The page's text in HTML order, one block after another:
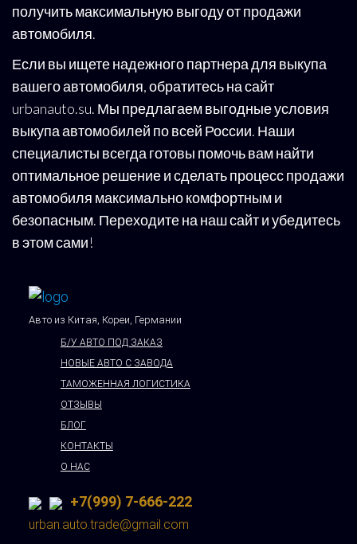
получить максимальную выгоду от продажи
автомобиля.
Если вы ищете надежного партнера для выкупа
вашего автомобиля, обратитесь на сайт
urbanauto.su. Мы предлагаем выгодные условия
выкупа автомобилей по всей России. Наши
специалисты всегда готовы помочь вам найти
оптимальное решение и сделать процесс продажи
автомобиля максимально комфортным и
безопасным. Переходите на наш сайт и убедитесь
в этом сами!
Авто из Китая, Кореи, Германии
Б/У АВТО ПОД ЗАКАЗ
НОВЫЕ АВТО С ЗАВОДА
ТАМОЖЕННАЯ ЛОГИСТИКА
ОТЗЫВЫ
БЛОГ
КОНТАКТЫ
О НАС
+7(999) 7-666-222
urban.auto.trade@gmail.com